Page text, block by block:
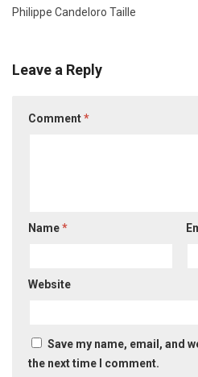
Philippe Candeloro Taille
Leave a Reply
Comment*
Name*
Website
Save my name, email, and
the next time I comment.